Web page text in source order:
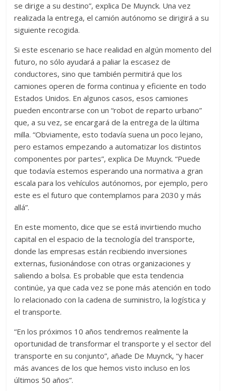
se dirige a su destino”, explica De Muynck. Una vez
realizada la entrega, el camión autónomo se dirigirá a su
siguiente recogida.
Si este escenario se hace realidad en algún momento del
futuro, no sólo ayudará a paliar la escasez de
conductores, sino que también permitirá que los
camiones operen de forma continua y eficiente en todo
Estados Unidos. En algunos casos, esos camiones
pueden encontrarse con un “robot de reparto urbano”
que, a su vez, se encargará de la entrega de la última
milla. “Obviamente, esto todavía suena un poco lejano,
pero estamos empezando a automatizar los distintos
componentes por partes”, explica De Muynck. “Puede
que todavía estemos esperando una normativa a gran
escala para los vehículos autónomos, por ejemplo, pero
este es el futuro que contemplamos para 2030 y más
allá”.
En este momento, dice que se está invirtiendo mucho
capital en el espacio de la tecnología del transporte,
donde las empresas están recibiendo inversiones
externas, fusionándose con otras organizaciones y
saliendo a bolsa. Es probable que esta tendencia
continúe, ya que cada vez se pone más atención en todo
lo relacionado con la cadena de suministro, la logística y
el transporte.
“En los próximos 10 años tendremos realmente la
oportunidad de transformar el transporte y el sector del
transporte en su conjunto”, añade De Muynck, “y hacer
más avances de los que hemos visto incluso en los
últimos 50 años”.